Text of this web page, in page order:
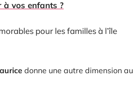
à vos enfants ?
pour les familles à l’île
donne une autre dimension au